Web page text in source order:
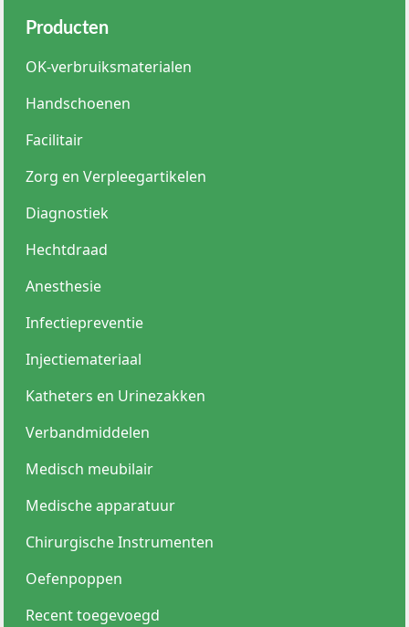
Producten
OK-verbruiksmaterialen
Handschoenen
Facilitair
Zorg en Verpleegartikelen
Diagnostiek
Hechtdraad
Anesthesie
Infectiepreventie
Injectiemateriaal
Katheters en Urinezakken
Verbandmiddelen
Medisch meubilair
Medische apparatuur
Chirurgische Instrumenten
Oefenpoppen
Recent toegevoegd